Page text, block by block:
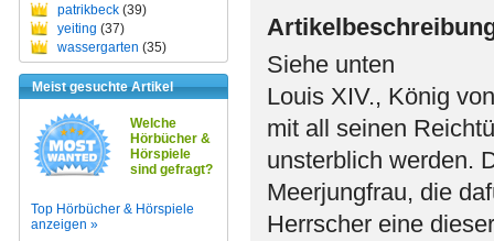
patrikbeck (39)
yeiting (37)
wassergarten (35)
Meist gesuchte Artikel
Welche
Hörbücher &
Hörspiele
sind gefragt?
Top Hörbücher & Hörspiele
anzeigen »
Siehe unten
Louis XIV., König
mit all seinen
unsterblich werden.
Meerjungfrau, die
Herrscher eine